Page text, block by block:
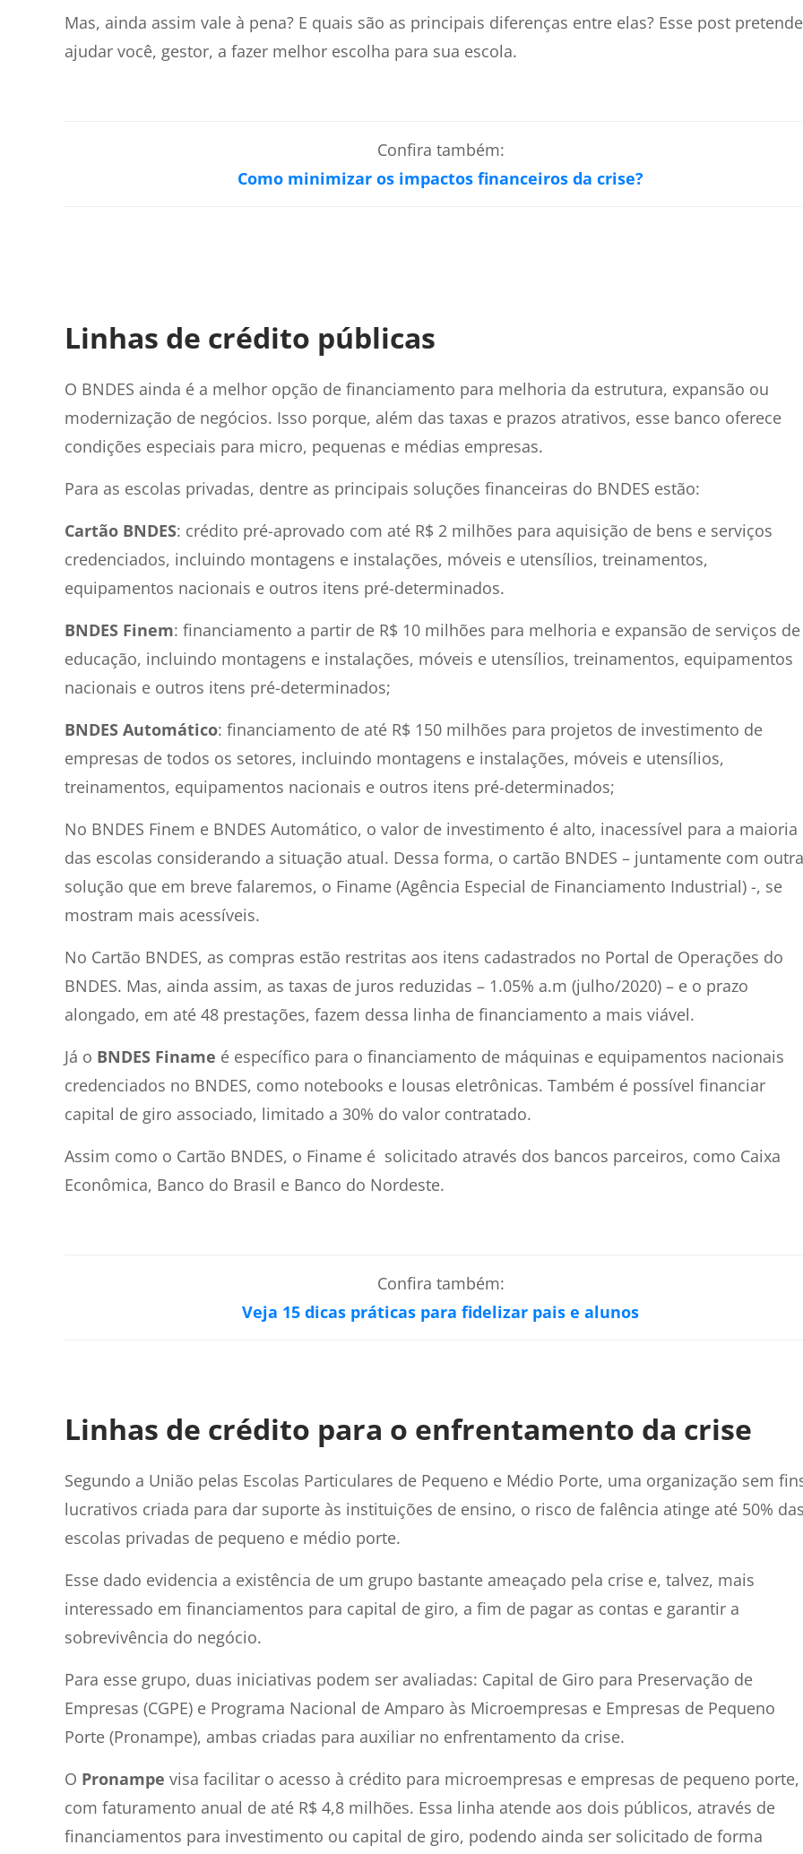
Mas, ainda assim vale à pena? E quais são as principais diferenças entre elas? Esse post pretende
ajudar você, gestor, a fazer melhor escolha para sua escola.
Confira também:
Como minimizar os impactos financeiros da crise?
Linhas de crédito públicas
O BNDES ainda é a melhor opção de financiamento para melhoria da estrutura, expansão ou
modernização de negócios. Isso porque, além das taxas e prazos atrativos, esse banco oferece
condições especiais para micro, pequenas e médias empresas.
Para as escolas privadas, dentre as principais soluções financeiras do BNDES estão:
Cartão BNDES: crédito pré-aprovado com até R$ 2 milhões para aquisição de bens e serviços
credenciados, incluindo montagens e instalações, móveis e utensílios, treinamentos,
equipamentos nacionais e outros itens pré-determinados.
BNDES Finem: financiamento a partir de R$ 10 milhões para melhoria e expansão de serviços de
educação, incluindo montagens e instalações, móveis e utensílios, treinamentos, equipamentos
nacionais e outros itens pré-determinados;
BNDES Automático: financiamento de até R$ 150 milhões para projetos de investimento de
empresas de todos os setores, incluindo montagens e instalações, móveis e utensílios,
treinamentos, equipamentos nacionais e outros itens pré-determinados;
No BNDES Finem e BNDES Automático, o valor de investimento é alto, inacessível para a maioria
das escolas considerando a situação atual. Dessa forma, o cartão BNDES – juntamente com outra
solução que em breve falaremos, o Finame (Agência Especial de Financiamento Industrial) -, se
mostram mais acessíveis.
No Cartão BNDES, as compras estão restritas aos itens cadastrados no Portal de Operações do
BNDES. Mas, ainda assim, as taxas de juros reduzidas – 1.05% a.m (julho/2020) – e o prazo
alongado, em até 48 prestações, fazem dessa linha de financiamento a mais viável.
Já o BNDES Finame é específico para o financiamento de máquinas e equipamentos nacionais
credenciados no BNDES, como notebooks e lousas eletrônicas. Também é possível financiar
capital de giro associado, limitado a 30% do valor contratado.
Assim como o Cartão BNDES, o Finame é solicitado através dos bancos parceiros, como Caixa
Econômica, Banco do Brasil e Banco do Nordeste.
Confira também:
Veja 15 dicas práticas para fidelizar pais e alunos
Linhas de crédito para o enfrentamento da crise
Segundo a União pelas Escolas Particulares de Pequeno e Médio Porte, uma organização sem
lucrativos criada para dar suporte às instituições de ensino, o risco de falência atinge até 50%
escolas privadas de pequeno e médio porte.
Esse dado evidencia a existência de um grupo bastante ameaçado pela crise e, talvez, mais
interessado em financiamentos para capital de giro, a fim de pagar as contas e garantir a
sobrevivência do negócio.
Para esse grupo, duas iniciativas podem ser avaliadas: Capital de Giro para Preservação de
Empresas (CGPE) e Programa Nacional de Amparo às Microempresas e Empresas de Pequeno
Porte (Pronampe), ambas criadas para auxiliar no enfrentamento da crise.
O Pronampe visa facilitar o acesso à crédito para microempresas e empresas de pequeno porte,
com faturamento anual de até R$ 4,8 milhões. Essa linha atende aos dois públicos, através de
financiamentos para investimento ou capital de giro, podendo ainda ser solicitado de forma